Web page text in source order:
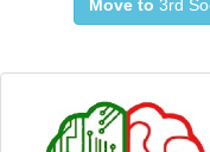
Move to 3rd